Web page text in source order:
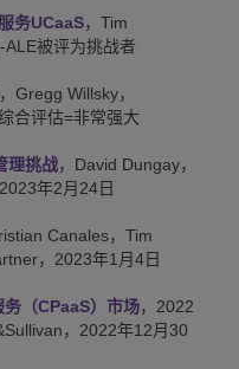
务UCaaS，Tim
被评为挑战者
，Gregg Willsky，
合评估=非常强大
理挑战，David Dungay，
年2月24日
Canales，Tim
，2023年1月4日
（CPaaS）市场，2022
，2022年12月30